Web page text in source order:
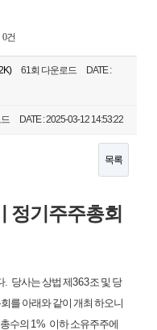
0건
61회 다운로드 DATE :
DATE : 2025-03-12 14:53:22
목록
정기주주총회
. 당사는 상법 제363조 및 당
를 아래와 같이 개최 하오니
수의 1% 이하 소유주주에